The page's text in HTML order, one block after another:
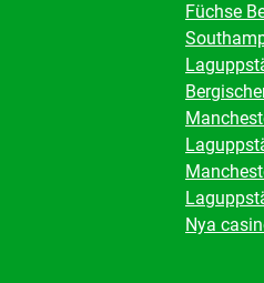
Füchse
Nya